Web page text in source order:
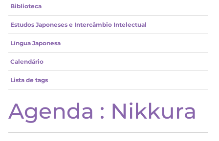
Biblioteca
Estudos Japoneses e Intercâmbio Intelectual
Língua Japonesa
Calendário
Lista de tags
Agenda : Nikkura